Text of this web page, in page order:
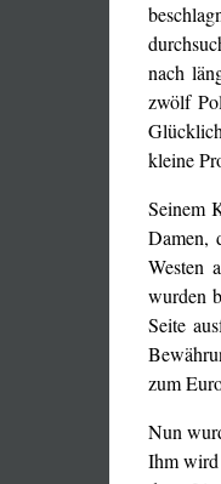
nach
zwölf
kleine
Seinem
Damen,
Westen
wurden
Seite
zum
Nun
Ihm wird